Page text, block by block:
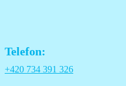
Telefon:
+420 734 391 326